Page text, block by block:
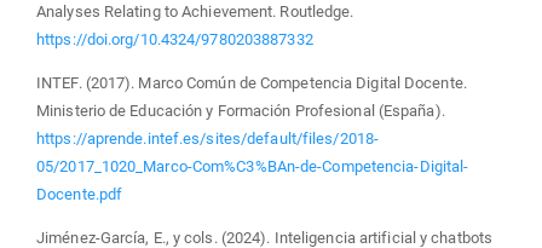
Analyses Relating to Achievement. Routledge.
https://doi.org/10.4324/9780203887332
INTEF. (2017). Marco Común de Competencia Digital Docente.
Ministerio de Educación y Formación Profesional (España).
https://aprende.intef.es/sites/default/files/2018-
05/2017_1020_Marco-Com%C3%BAn-de-Competencia-Digital-
Docente.pdf
Jiménez-García, E., y cols. (2024). Inteligencia artificial y chatbots